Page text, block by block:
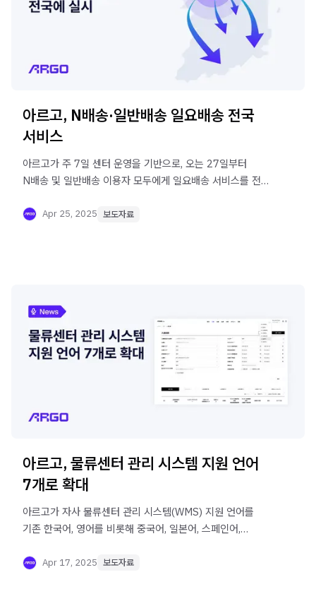
아르고, N배송·일반배송 일요배송 전국
서비스
아르고가 주 7일 센터 운영을 기반으로, 오는 27일부터
N배송 및 일반배송 이용자 모두에게 일요배송 서비스를 전국
Apr 25, 2025 보도자료
아르고, 물류센터 관리 시스템 지원 언어
7개로 확대
아르고가 자사 물류센터 관리 시스템(WMS) 지원 언어를
기존 한국어, 영어를 비롯해 중국어, 일본어, 스페인어,
확대했습니다.
Apr 17, 2025 보도자료